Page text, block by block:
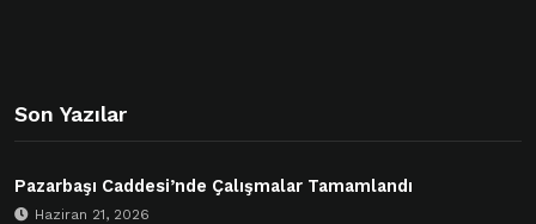
Son Yazılar
Pazarbaşı Caddesi’nde Çalışmalar Tamamlandı
Haziran 21, 2026